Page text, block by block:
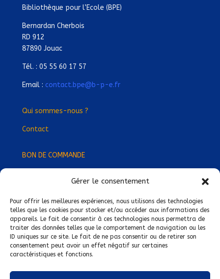
Gérer le consentement
Pour offrir les meilleures expériences, nous utilisons des technologies
telles que les cookies pour stocker et/ou accéder aux informations des
appareils. Le fait de consentir à ces technologies nous permettra de
traiter des données telles que le comportement de navigation ou les
ID uniques sur ce site. Le fait de ne pas consentir ou de retirer son
consentement peut avoir un effet négatif sur certaines
caractéristiques et fonctions.
Bibliothèque pour l’Ecole (BPE)
Bernardan Cherbois
RD 912
87890 Jouac
Tél. : 05 55 60 17 57
Email : contact.bpe@b-p-e.fr
Qui sommes-nous ?
Contact
BON DE COMMANDE
Devenez Délégué·e Régional·e !
Trouvez-nous près de chez vous !
Mentions légales
Conditions générales de vente
Politique de confidentialité